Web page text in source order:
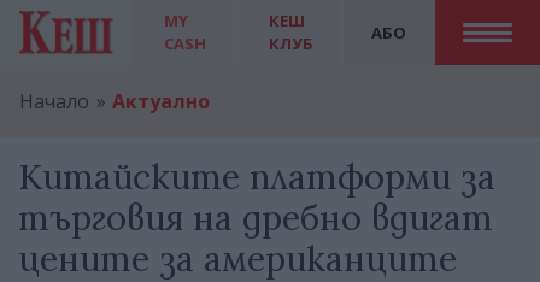
MY
CASH
АБО
КЕШ
КЛУБ
Начало Актуално
Китайските платформи за
търговия на дребно вдигат
цените за американците